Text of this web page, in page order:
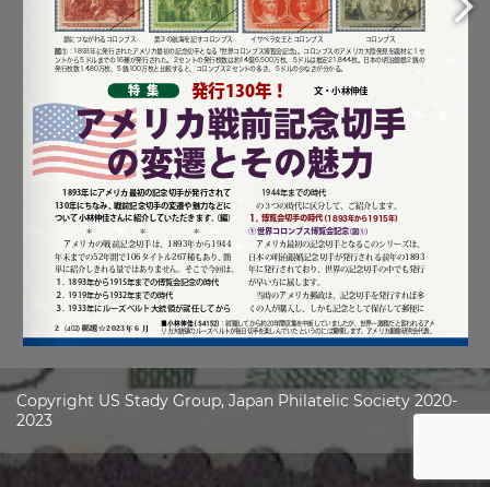
Copyright US Stady Group, Japan Philatelic Society 2020-
2023